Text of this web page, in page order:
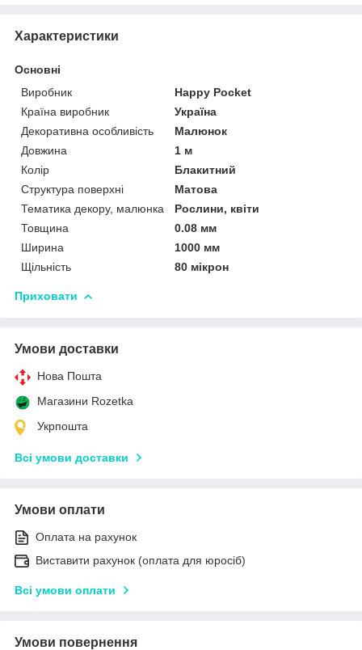
Характеристики
Основні
Виробник
Happy Pocket
Країна виробник
Україна
Декоративна особливість
Малюнок
Довжина
1 м
Колір
Блакитний
Структура поверхні
Матова
Тематика декору, малюнка
Рослини, квіти
Товщина
0.08 мм
Ширина
1000 мм
Щільність
80 мікрон
Приховати
Умови доставки
Нова Пошта
Магазини Rozetka
Укрпошта
Всі умови доставки
Умови оплати
Оплата на рахунок
Виставити рахунок (оплата для юросіб)
Всі умови оплати
Умови повернення